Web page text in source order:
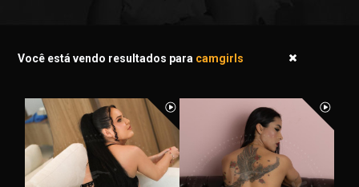
Você está vendo resultados para camgirls